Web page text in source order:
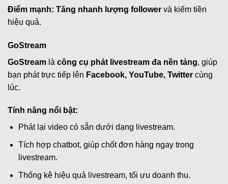
Điểm mạnh: Tăng nhanh lượng follower và kiếm tiền
hiệu quả.
GoStream
GoStream là công cụ phát livestream đa nền tảng, giúp
bạn phát trực tiếp lên Facebook, YouTube, Twitter cùng
lúc.
Tính năng nổi bật:
Phát lại video có sẵn dưới dạng livestream.
Tích hợp chatbot, giúp chốt đơn hàng ngay trong
livestream.
Thống kê hiệu quả livestream, tối ưu doanh thu.